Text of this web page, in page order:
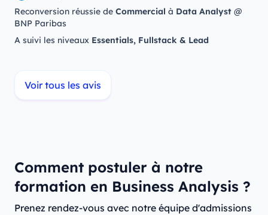
Reconversion réussie de Commercial à Data Analyst @
BNP Paribas
A suivi les niveaux Essentials, Fullstack & Lead
Voir tous les avis
Comment postuler à notre
formation en Business Analysis ?
Prenez rendez-vous avec notre équipe d'admissions